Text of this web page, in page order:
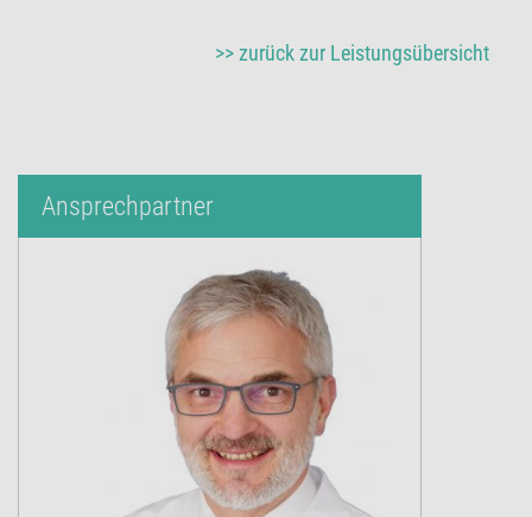
>> zurück zur Leistungsübersicht
Ansprechpartner